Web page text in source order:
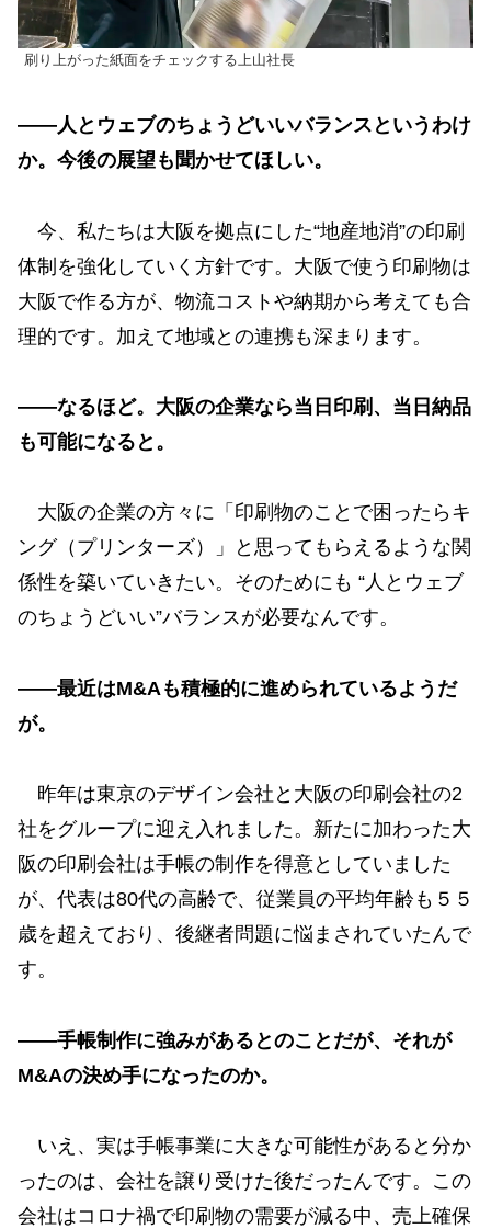
刷り上がった紙面をチェックする上山社長
——人とウェブのちょうどいいバランスというわけ
か。今後の展望も聞かせてほしい。
今、私たちは大阪を拠点にした“地産地消”の印刷
体制を強化していく方針です。大阪で使う印刷物は
大阪で作る方が、物流コストや納期から考えても合
理的です。加えて地域との連携も深まります。
——なるほど。大阪の企業なら当日印刷、当日納品
も可能になると。
大阪の企業の方々に「印刷物のことで困ったらキ
ング（プリンターズ）」と思ってもらえるような関
係性を築いていきたい。そのためにも “人とウェブ
のちょうどいい”バランスが必要なんです。
——最近はM&Aも積極的に進められているようだ
が。
昨年は東京のデザイン会社と大阪の印刷会社の2
社をグループに迎え入れました。新たに加わった大
阪の印刷会社は手帳の制作を得意としていました
が、代表は80代の高齢で、従業員の平均年齢も５５
歳を超えており、後継者問題に悩まされていたんで
す。
——手帳制作に強みがあるとのことだが、それが
M&Aの決め手になったのか。
いえ、実は手帳事業に大きな可能性があると分か
ったのは、会社を譲り受けた後だったんです。この
会社はコロナ禍で印刷物の需要が減る中、売上確保